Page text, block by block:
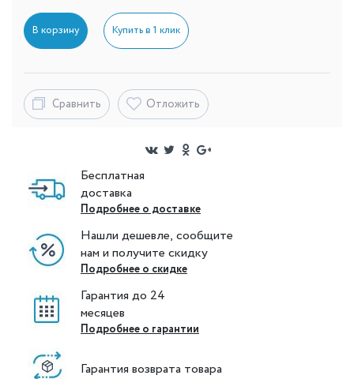
В корзину Купить в 1 клик
Сравнить Отложить
Бесплатная
доставка
Подробнее о доставке
Нашли дешевле, сообщите
нам и получите скидку
Подробнее о скидке
Гарантия до 24
месяцев
Подробнее о гарантии
Гарантия возврата товара